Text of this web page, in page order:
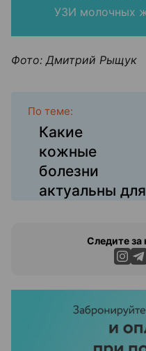
УЗИ молочных
Фото: Дмитрий Рыщук
По теме:
Какие
кожные
болезни
актуальны
Следите за